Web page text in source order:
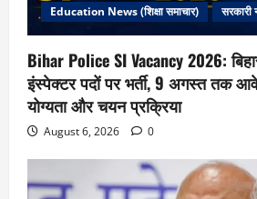
Education News (शिक्षा समाचार) सरकारी
Bihar Police SI Vacancy 2026:
इंस्पेक्टर पदों पर भर्ती, 9 अगस्त तक
योग्यता और चयन प्रक्रिया
August 6, 2026 0